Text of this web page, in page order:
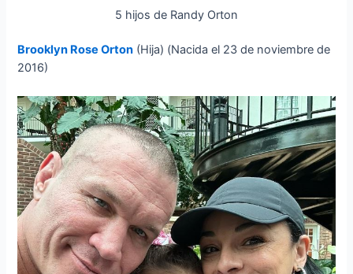
5 hijos de Randy Orton
Brooklyn Rose Orton (Hija) (Nacida el 23 de noviembre de
2016)